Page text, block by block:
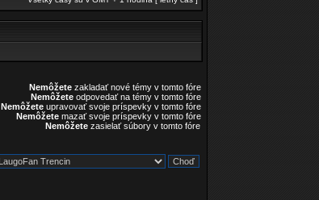
Nemôžetezakladať nové témy v tomto fóre
Nemôžeteodpovedať na témy v tomto fóre
Nemôžeteupravovať svoje príspevky v tomto fóre
Nemôžetemazať svoje príspevky v tomto fóre
Nemôžetezasielať súbory v tomto fóre